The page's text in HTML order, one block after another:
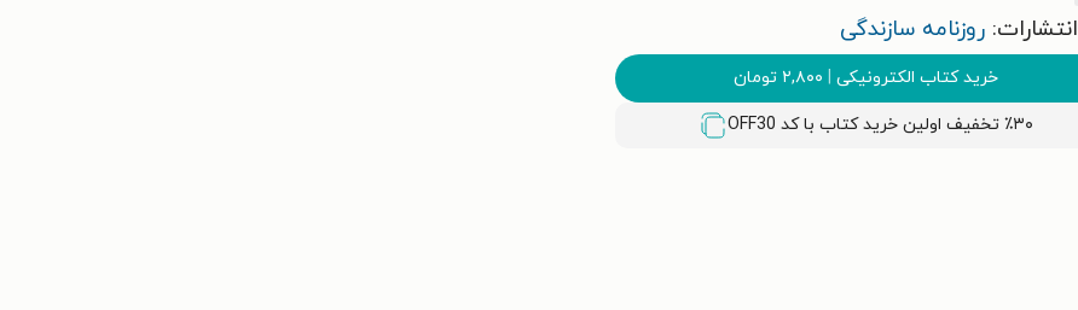
انتشارات: روزنامه سازندگی
خرید کتاب الکترونیکی | ۲,۸۰۰ تومان
٪۳۰ تخفیف اولین خرید کتاب با کد OFF30